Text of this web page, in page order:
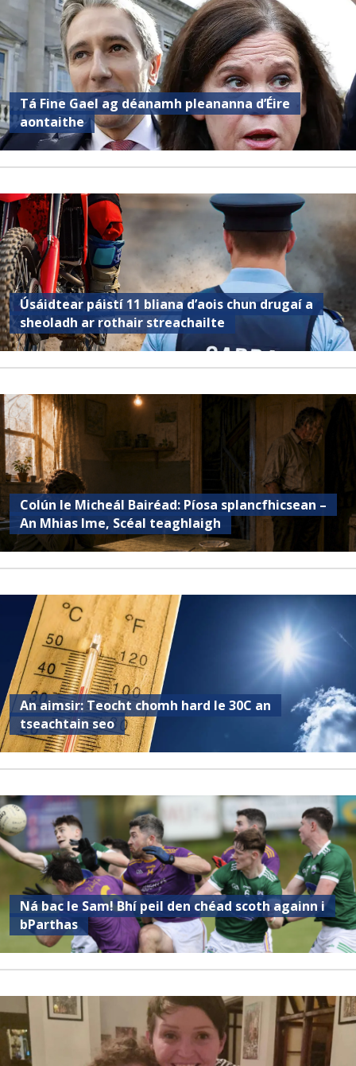
Tá Fine Gael ag déanamh pleananna d’Éire
aontaithe
Úsáidtear páistí 11 bliana d’aois chun drugaí a
sheoladh ar rothair streachailte
Colún le Micheál Bairéad: Píosa splancfhicsean –
An Mhias Ime, Scéal teaghlaigh
An aimsir: Teocht chomh hard le 30C an
tseachtain seo
Ná bac le Sam! Bhí peil den chéad scoth againn i
bParthas